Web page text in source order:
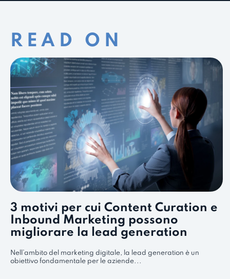
READ ON
3 motivi per cui Content Curation e
Inbound Marketing possono
migliorare la lead generation
Nell’ambito del marketing digitale, la lead generation è un
obiettivo fondamentale per le aziende...